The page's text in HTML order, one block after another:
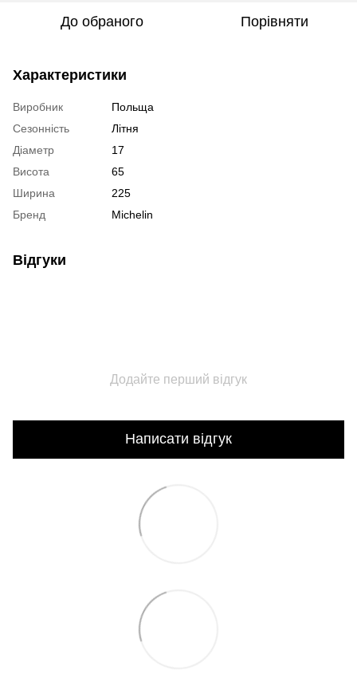
До обраного Порівняти
Характеристики
Виробник
Польща
Сезонність
Літня
Діаметр
17
Висота
65
Ширина
225
Бренд
Michelin
Відгуки
Додайте перший відгук
Написати відгук